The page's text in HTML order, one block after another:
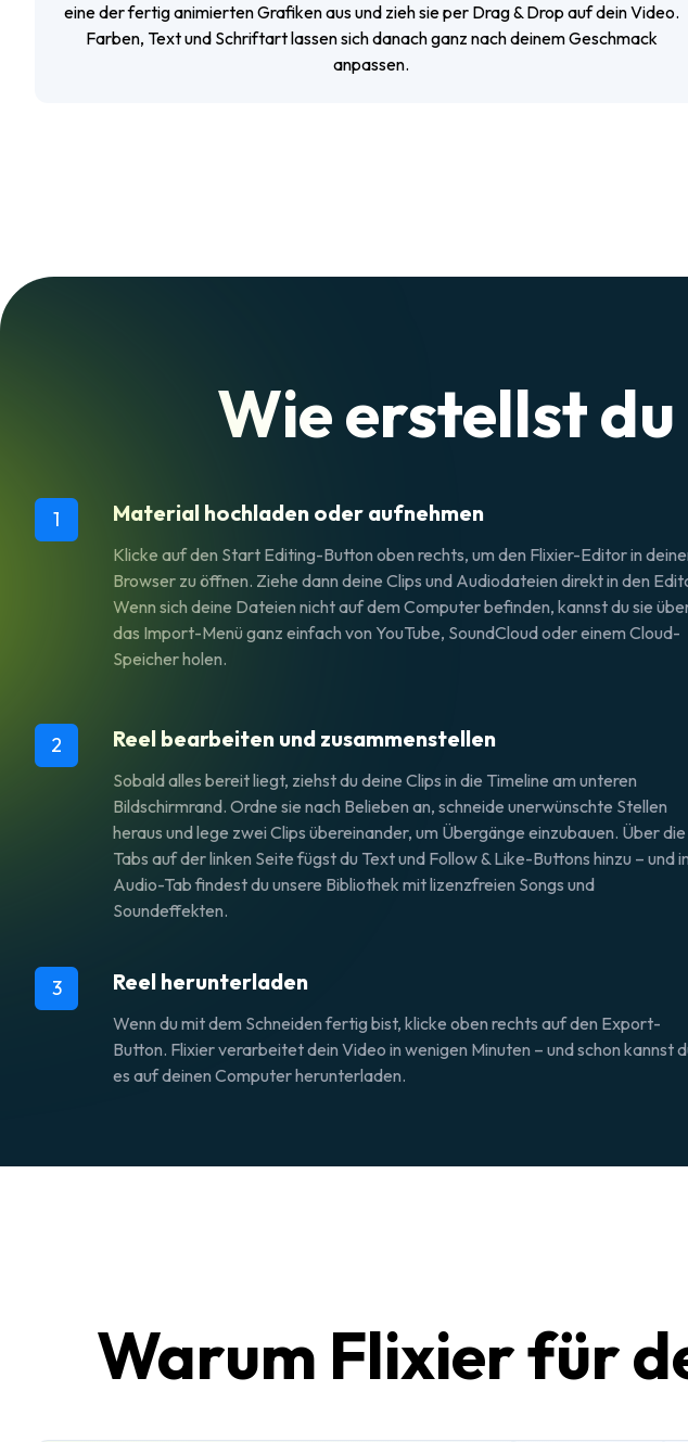
eine der fertig animierten Grafiken aus und zieh sie per Drag & Drop auf dein Video.
Farben, Text und Schriftart lassen sich danach ganz nach deinem Geschmack
anpassen.
Wie erstellst du
1 Material hochladen oder aufnehmen
Klicke auf den Start Editing-Button oben rechts, um den Flixier-Editor in
Browser zu öffnen. Ziehe dann deine Clips und Audiodateien direkt in den
Wenn sich deine Dateien nicht auf dem Computer befinden, kannst du sie
das Import-Menü ganz einfach von YouTube, SoundCloud oder einem Cloud-
Speicher holen.
2 Reel bearbeiten und zusammenstellen
Sobald alles bereit liegt, ziehst du deine Clips in die Timeline am unteren
Bildschirmrand. Ordne sie nach Belieben an, schneide unerwünschte Stellen
heraus und lege zwei Clips übereinander, um Übergänge einzubauen. Über die
Tabs auf der linken Seite fügst du Text und Follow & Like-Buttons hinzu – und
Audio-Tab findest du unsere Bibliothek mit lizenzfreien Songs und
Soundeffekten.
3 Reel herunterladen
Wenn du mit dem Schneiden fertig bist, klicke oben rechts auf den Export-
Button. Flixier verarbeitet dein Video in wenigen Minuten – und schon kannst
es auf deinen Computer herunterladen.
Warum Flixier für